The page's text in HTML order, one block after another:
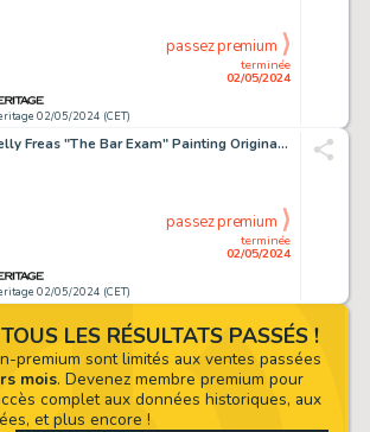
02/05/2024 (CET)
terminée
02/05/2024
passez premium
Kelly Freas "The Bar Exam" Painting Original Art (Phantomb Publishing, 1994).
02/05/2024 (CET)
terminée
02/05/2024
passez premium
LES RÉSULTATS PASSÉS !
premium sont limités aux ventes passées
mois. Devenez membre premium pour
complet aux données historiques, aux
et plus encore !